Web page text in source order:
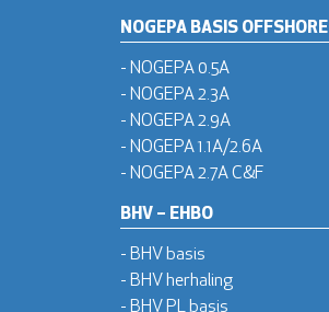
NOGEPA BASIS OFFSHORE
- NOGEPA 0.5A
- NOGEPA 2.3A
- NOGEPA 2.9A
- NOGEPA 1.1A/2.6A
- NOGEPA 2.7A C&F
BHV – EHBO
- BHV basis
- BHV herhaling
- BHV PL basis